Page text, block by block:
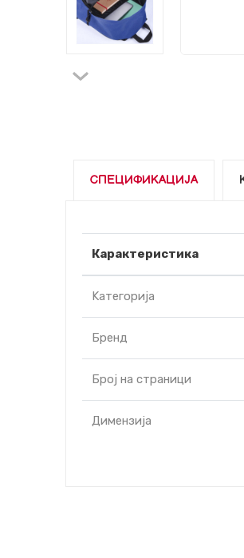
СПЕЦИФИКАЦИЈА
Карактеристика
Kатегорија
Бренд
Број на страници
Димензија